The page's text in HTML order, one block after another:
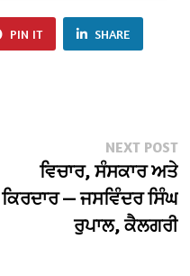
PIN IT SHARE
NEXT POST
ਵਿਚਾਰ, ਸੰਸਕਾਰ ਅਤੇ
ਕਿਰਦਾਰ — ਜਸਵਿੰਦਰ ਸਿੰਘ
ਰੁਪਾਲ, ਕੈਲਗਰੀ